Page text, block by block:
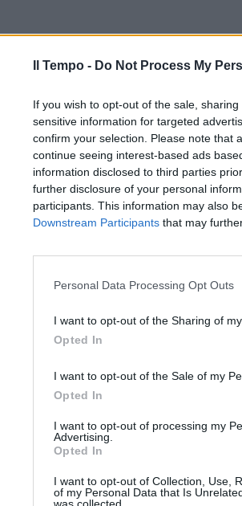
Il Tempo - Do Not Process My
If you wish to opt-out of the sale,
sensitive information for targeted
confirm your selection. Please note that
continue seeing interest-based ads
information disclosed to third parties
further disclosure of your personal
participants. This information may also
Downstream Participants that may
Personal Data Processing Opt Outs
I want to opt-out of the Sharing of
Opted In
I want to opt-out of the Sale of my
Opted In
I want to opt-out of processing my
Advertising.
Opted In
I want to opt-out of Collection, Use,
of my Personal Data that Is
Rudy